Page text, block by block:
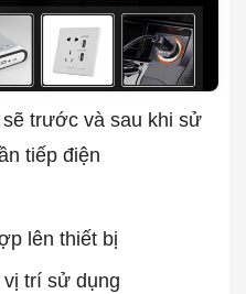
trước và sau khi sử
tiếp điện
lên thiết bị
trí sử dụng